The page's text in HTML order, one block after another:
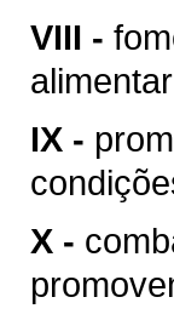
VIII -
IX -
X -